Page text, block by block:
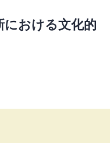
における文化的